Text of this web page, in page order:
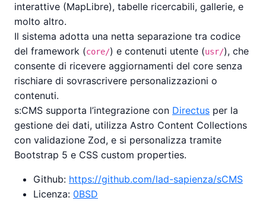
interattive (MapLibre), tabelle ricercabili, gallerie, e
molto altro.
Il sistema adotta una netta separazione tra codice
del framework (core/) e contenuti utente (usr/), che
consente di ricevere aggiornamenti del core senza
rischiare di sovrascrivere personalizzazioni o
contenuti.
s:CMS supporta l’integrazione con Directus per la
gestione dei dati, utilizza Astro Content Collections
con validazione Zod, e si personalizza tramite
Bootstrap 5 e CSS custom properties.
Github: https://github.com/lad-sapienza/sCMS
Licenza: 0BSD